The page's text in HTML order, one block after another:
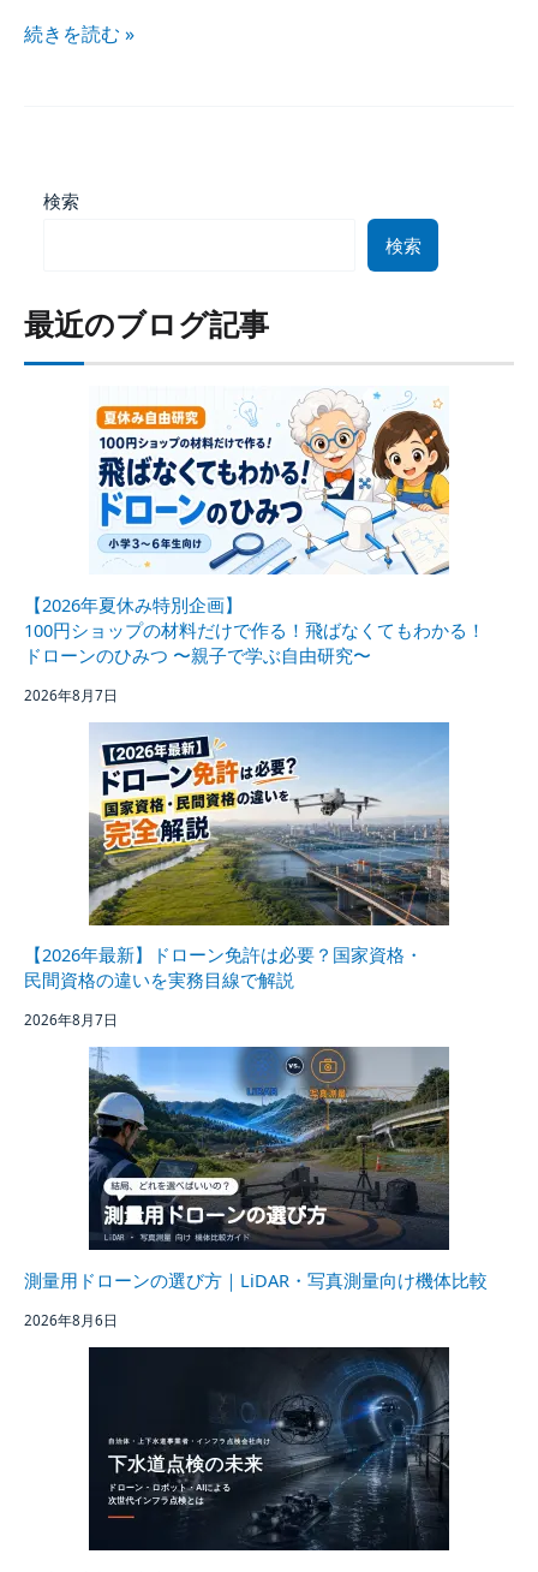
続きを​読む »
検索
検索
最近のブログ記事
【2026年夏休み特別企画】
100円ショップの材料だけで作る！飛ばなくてもわかる！
ドローンのひみつ 〜親子で学ぶ自由研究〜
2026年8月7日
【2026年最新】ドローン免許は必要？国家資格・
民間資格の違いを実務目線で解説
2026年8月7日
測量用ドローンの選び方｜LiDAR・写真測量向け機体比較
2026年8月6日